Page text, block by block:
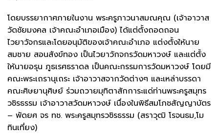
โดยบรรยากาศภายในงาน พระครูภาวนาสมณคุณ (เจ้าอาวาส
วัดชัยมงคล เจ้าคณะอำเภอเมือง) ได้แต่ตั้งถอดถอน
ไวยาวัจกรและโดยอนุมัติของเจ้าคณะอำเภอ แต่งตั้งให้นาย
สมชาย สอนสังข์ทอง เป็นไวยาวักจกรวัดมหาวงษ์ และแต่ตั้ง
ให้นายอรุน ภูธเรศธราดล เป็นคณะกรรมการวัดมหาวงษ์ โดยมี
คณะพระเถรานุเถระ เจ้าอาวาสจากวัดต่างๆ และเหล่าบรรดา
คณะศิษยานุศิษย์ ร่วมถวายมุทิตาสักการะแด่ท่านพระครูสมุทร
วชิรธรรม เจ้าอาวาสวัดมหาวงษ์ เนื่องในพิธีสมโภชสัญญาบัตร
– พัดยศ จร ทช. พระครูสมุทรวชิรธรรม (สราวุฒิ โรจนธม,โม
ทินเที่ยง)